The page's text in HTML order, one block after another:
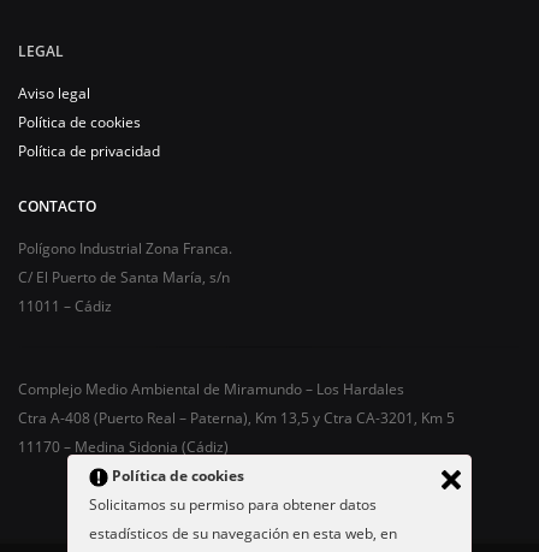
Política de cookies
Solicitamos su permiso para obtener datos
estadísticos de su navegación en esta web, en
LEGAL
Aviso legal
Política de cookies
Política de privacidad
CONTACTO
Polígono Industrial Zona Franca.
C/ El Puerto de Santa María, s/n
11011 – Cádiz
Complejo Medio Ambiental de Miramundo – Los Hardales
Ctra A-408 (Puerto Real – Paterna), Km 13,5 y Ctra CA-3201, Km 5
11170 – Medina Sidonia (Cádiz)